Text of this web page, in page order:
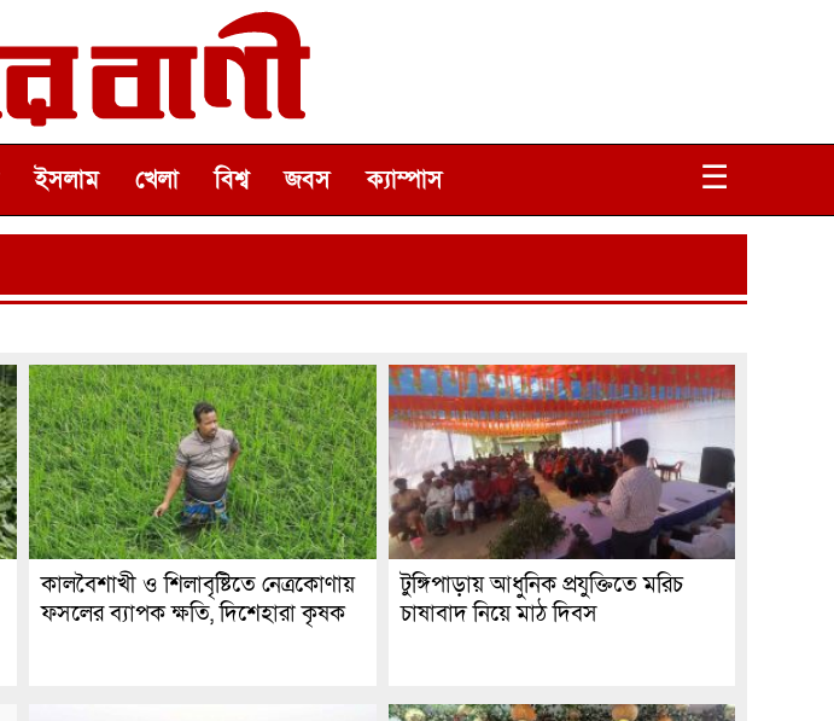
☰
ইসলাম খেলা বিশ্ব জবস ক্যাম্পাস
কালবৈশাখী ও শিলাবৃষ্টিতে নেত্রকোণায়
ফসলের ব্যাপক ক্ষতি, দিশেহারা কৃষক
টুঙ্গিপাড়ায় আধুনিক প্রযুক্তিতে মরিচ
চাষাবাদ নিয়ে মাঠ দিবস